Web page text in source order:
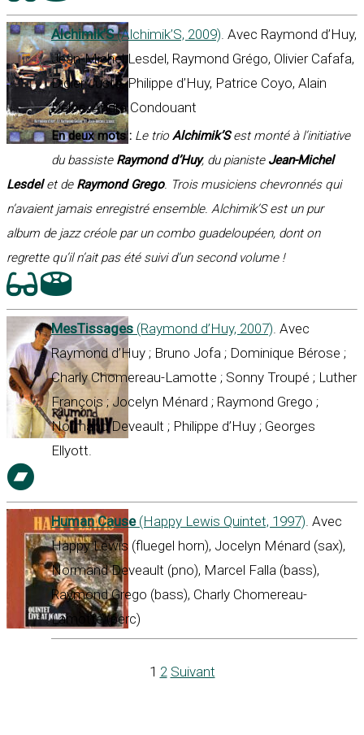
Alchimik’S(Alchimik’S, 2009). Avec Raymond d’Huy,
Jean-Michel Lesdel, Raymond Grégo, Olivier Cafafa,
Didier Juste, Philippe d’Huy, Patrice Coyo, Alain
Delos, André Condouant
En deux mots : Le trio Alchimik’Sest monté à l’initiative
du bassiste Raymond d’Huy, du pianiste Jean-Michel
Lesdelet de Raymond Grego. Trois musiciens chevronnés qui
n’avaient jamais enregistré ensemble. Alchimik’S est un pur
album de jazz créole par un combo guadeloupéen, dont on
regrette qu’il n’ait pas été suivi d’un second volume !
MesTissages (Raymond d’Huy, 2007). Avec
Raymond d’Huy ; Bruno Jofa ; Dominique Bérose ;
Charly Chomereau-Lamotte ; Sonny Troupé ; Luther
François ; Jocelyn Ménard ; Raymond Grego ;
Normand Deveault ; Philippe d’Huy ; Georges
Ellyott.
Human Cause(Happy Lewis Quintet, 1997). Avec
Happy Lewis (fluegel horn), Jocelyn Ménard (sax),
Normand Deveault (pno), Marcel Falla (bass),
Raymond Grego (bass), Charly Chomereau-
Lamotte (perc)
1 2 Suivant